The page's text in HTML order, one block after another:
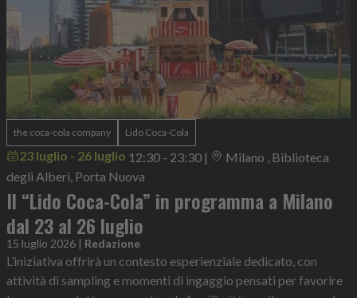
the coca-cola company Lido Coca-Cola
23 luglio - 26 luglio 12:30 - 23:30 |
Milano , Biblioteca
degli Alberi, Porta Nuova
Il “Lido Coca-Cola” in programma a Milano
dal 23 al 26 luglio
15 luglio 2026 | Redazione
L’iniziativa offrirà un contesto esperienziale dedicato, con
attività di sampling e momenti di ingaggio pensati per favorire